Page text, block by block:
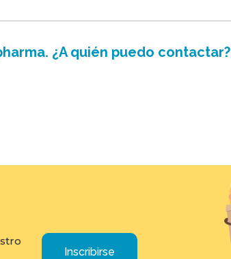
¿A quién puedo contactar?
Inscribirse